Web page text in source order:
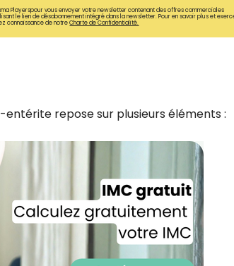
Playerspour vous envoyer votre newsletter contenant des offres commerciales
le lien de désabonnement intégré dans la newsletter. Pour en savoir plus et
connaissance de notreCharte de Confidentialité.
repose sur plusieurs éléments :
Recevez gratuitement
recettes inédites de
Ainsi que la newsletter
CROQ.